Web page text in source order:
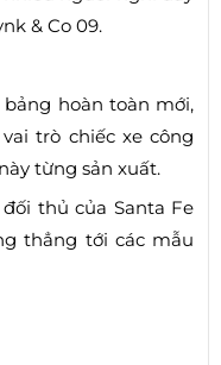
& Co 09.
bảng hoàn toàn mới,
trò chiếc xe công
từng sản xuất.
thủ của Santa Fe
thẳng tới các mẫu